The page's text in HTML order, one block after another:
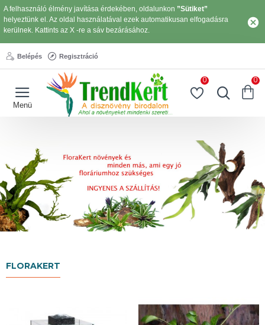
A felhasználó élmény javítása érdekében, oldalunkon ”Sütiket”
helyeztünk el. Az oldal használatával ezek automatikusan elfogadásra
kerülnek. Kattints az X -re a sáv bezárásához.
Belépés Regisztráció
0 0
FLORAKERT